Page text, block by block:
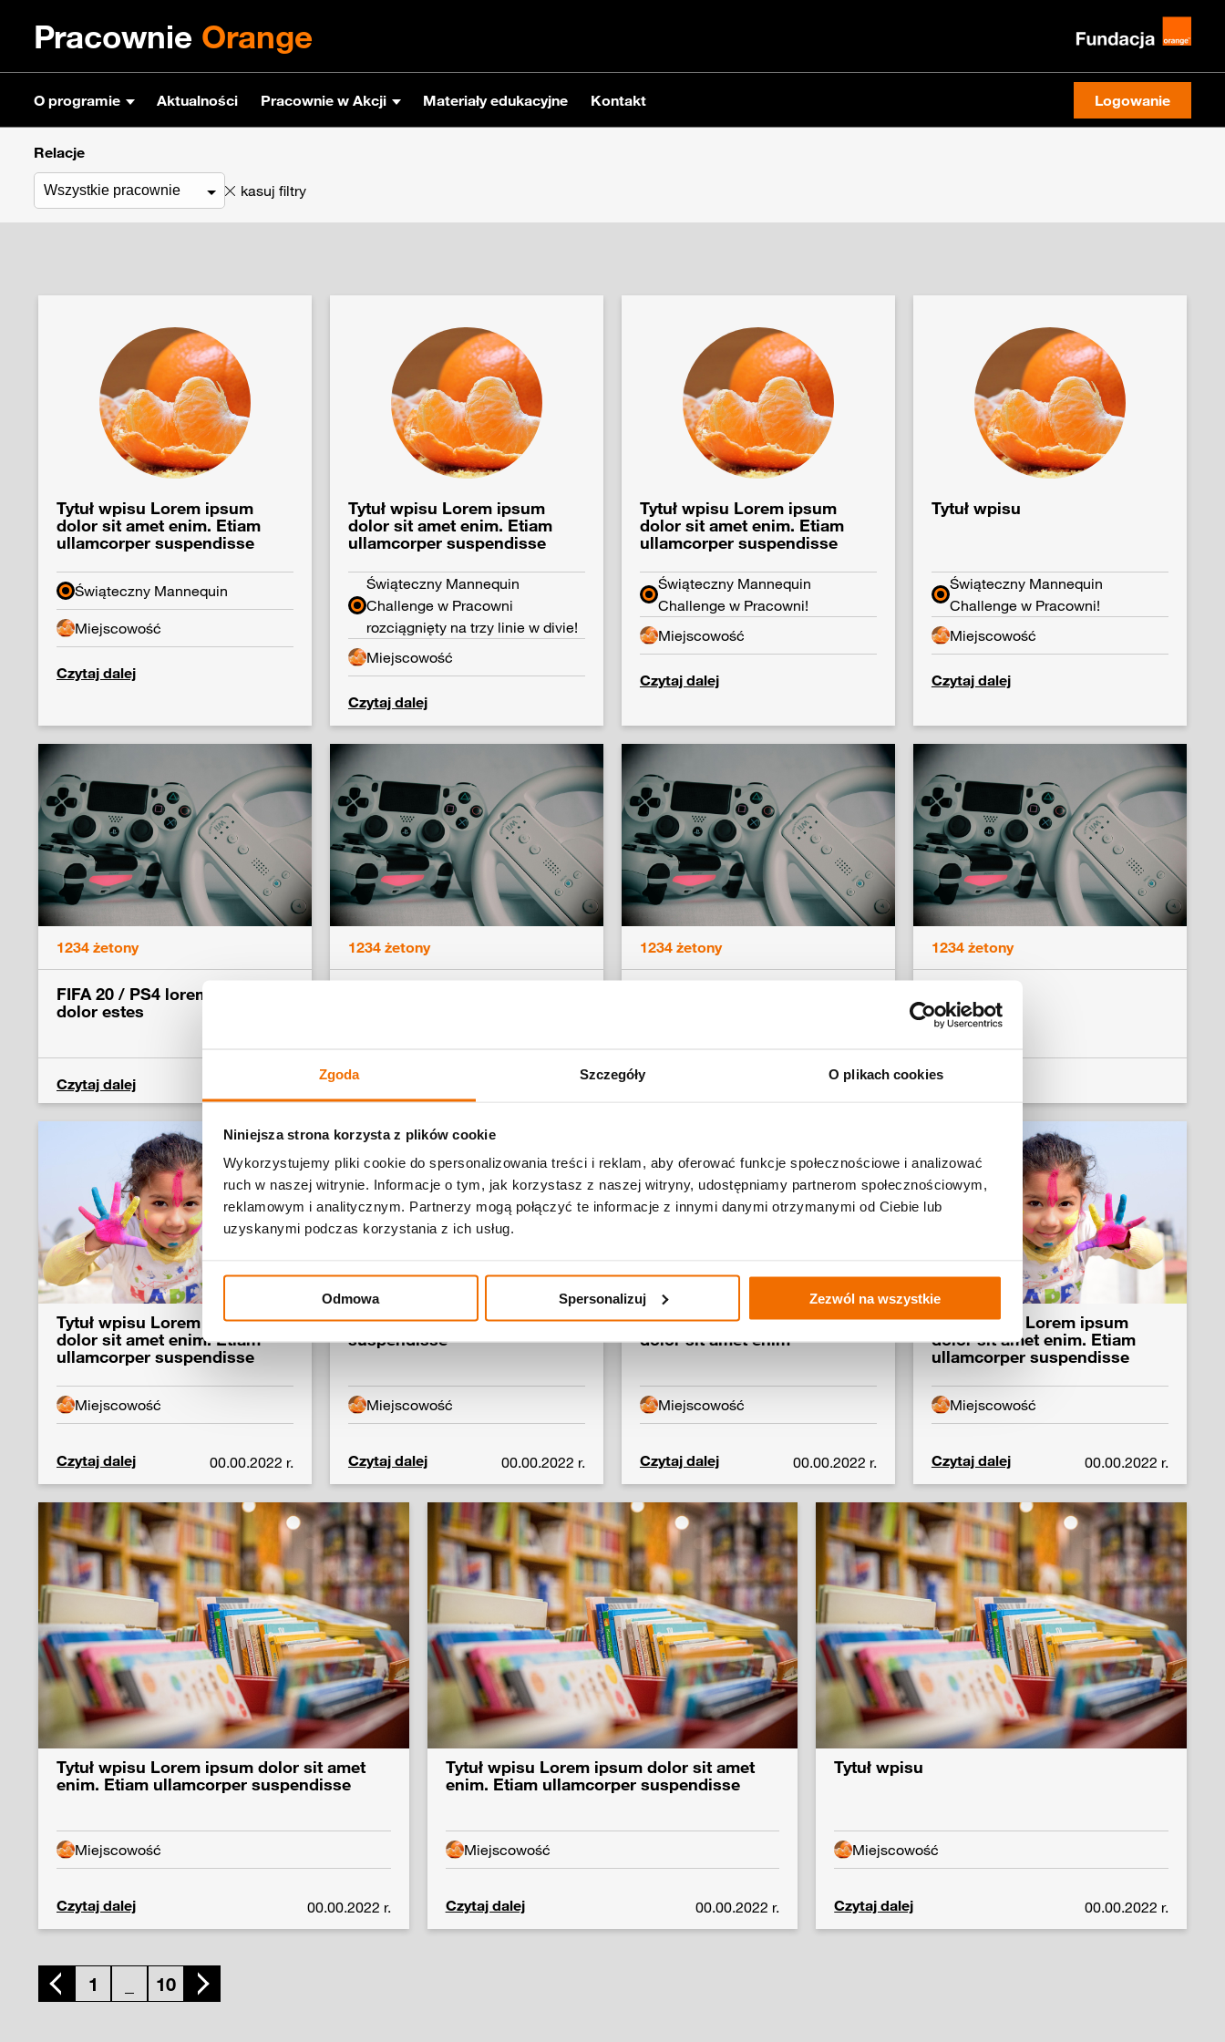
Zgoda Szczegóły O plikach cookies
Niniejsza strona korzysta z plików cookie
Wykorzystujemy pliki cookie do spersonalizowania treści i reklam, aby oferować funkcje społecznościowe i analizować
ruch w naszej witrynie. Informacje o tym, jak korzystasz z naszej witryny, udostępniamy partnerom społecznościowym,
reklamowym i analitycznym. Partnerzy mogą połączyć te informacje z innymi danymi otrzymanymi od Ciebie lub
uzyskanymi podczas korzystania z ich usług.
Odmowa Spersonalizuj Zezwól na wszystkie
Pracownie Orange
O programie Aktualności Pracownie w Akcji Materiały edukacyjne Kontakt Logowanie
Relacje
kasuj filtry
Tytuł wpisu Lorem ipsum
dolor sit amet enim. Etiam
ullamcorper suspendisse
Świąteczny Mannequin
Miejscowość
Czytaj dalej
Tytuł wpisu Lorem ipsum
dolor sit amet enim. Etiam
ullamcorper suspendisse
Świąteczny Mannequin
Challenge w Pracowni
rozciągnięty na trzy linie w divie!
Miejscowość
Czytaj dalej
Tytuł wpisu Lorem ipsum
dolor sit amet enim. Etiam
ullamcorper suspendisse
Świąteczny Mannequin
Challenge w Pracowni!
Miejscowość
Czytaj dalej
Tytuł wpisu
Świąteczny Mannequin
Challenge w Pracowni!
Miejscowość
Czytaj dalej
1234 żetony
FIFA 20 / PS4 lorem ipsum
dolor estes
Czytaj dalej
1234 żetony
Czytaj dalej
1234 żetony
Czytaj dalej
1234 żetony
Czytaj dalej
Tytuł wpisu Lorem ipsum
dolor sit amet enim. Etiam
ullamcorper suspendisse
Miejscowość
Czytaj dalej 00.00.2022 r.
Etiam ullamcorper
suspendisse
Miejscowość
Czytaj dalej 00.00.2022 r.
Tytuł wpisu Lorem ipsum
dolor sit amet enim
Miejscowość
Czytaj dalej 00.00.2022 r.
Tytuł wpisu Lorem ipsum
dolor sit amet enim. Etiam
ullamcorper suspendisse
Miejscowość
Czytaj dalej 00.00.2022 r.
Tytuł wpisu Lorem ipsum dolor sit amet
enim. Etiam ullamcorper suspendisse
Miejscowość
Czytaj dalej 00.00.2022 r.
Tytuł wpisu Lorem ipsum dolor sit amet
enim. Etiam ullamcorper suspendisse
Miejscowość
Czytaj dalej 00.00.2022 r.
Tytuł wpisu
Miejscowość
Czytaj dalej 00.00.2022 r.
1 10